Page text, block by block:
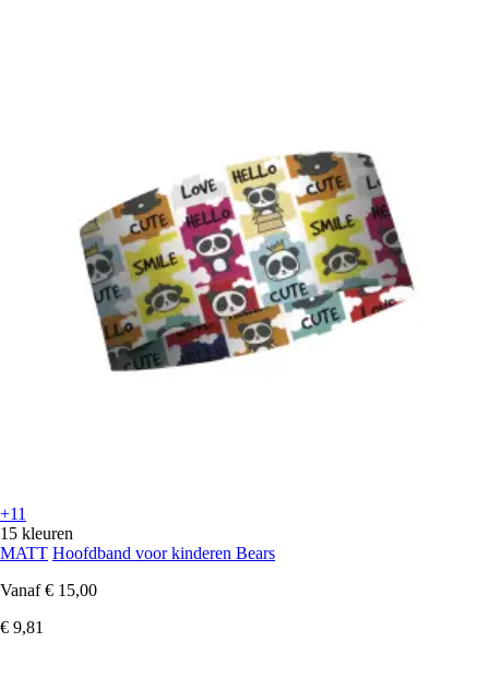
+11
15 kleuren
MATT Hoofdband voor kinderen Bears
Vanaf € 15,00
€ 9,81